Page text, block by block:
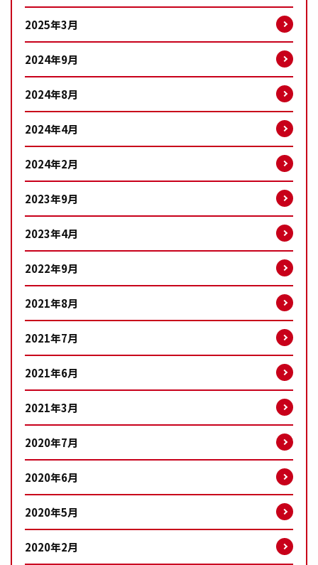
2025年3月
2024年9月
2024年8月
2024年4月
2024年2月
2023年9月
2023年4月
2022年9月
2021年8月
2021年7月
2021年6月
2021年3月
2020年7月
2020年6月
2020年5月
2020年2月